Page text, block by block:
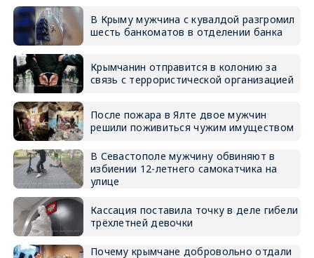
В Крыму мужчина с кувалдой разгромил
шесть банкоматов в отделении банка
Крымчанин отправится в колонию за
связь с террористической организацией
После пожара в Ялте двое мужчин
решили поживиться чужим имуществом
В Севастополе мужчину обвиняют в
избиении 12-летнего самокатчика на
улице
Кассация поставила точку в деле гибели
трёхлетней девочки
Почему крымчане добровольно отдали